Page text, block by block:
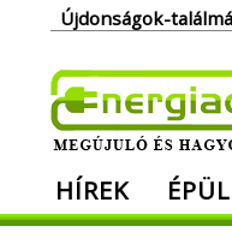
Újdonságok-
Megújuló és
HÍREK